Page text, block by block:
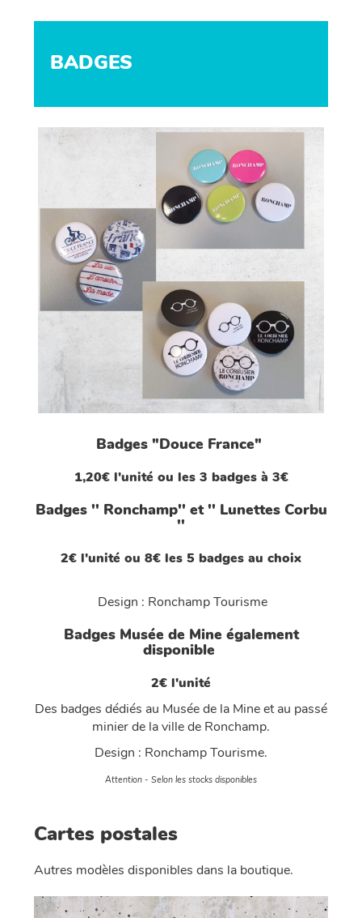
BADGES
Badges "Douce France"
1,20€ l'unité ou les 3 badges à 3€
Badges '' Ronchamp'' et '' Lunettes Corbu
''
2€ l'unité ou 8€ les 5 badges au choix
Design : Ronchamp Tourisme
Badges Musée de Mine également
disponible
2€ l'unité
Des badges dédiés au Musée de la Mine et au passé
minier de la ville de Ronchamp.
Design : Ronchamp Tourisme.
Attention - Selon les stocks disponibles
Cartes postales
Autres modèles disponibles dans la boutique.